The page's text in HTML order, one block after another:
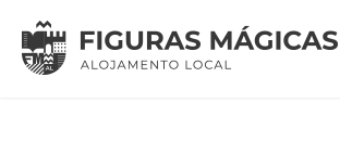
content